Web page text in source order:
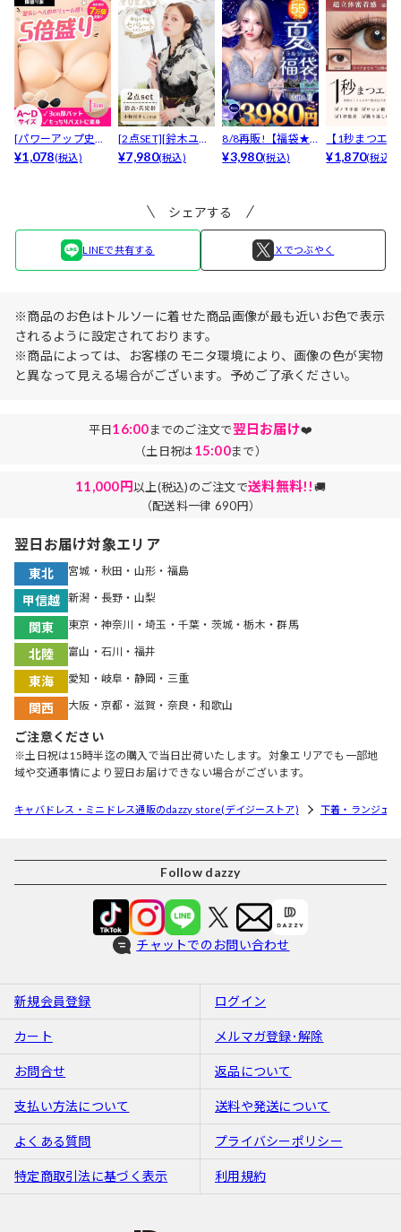
[パワーアップ史上
最強5倍盛りアップ
¥1,078(税込)
[2点SET][鈴木ユリ
ア(baby)...
¥7,980(税込)
8/8再販!【福袋★
ブラセット3点
¥3,980(税込)
【1秒まつエ
リュームタイ
¥1,870(税込)
シェアする
LINEで共有する Ｘでつぶやく
※商品のお色はトルソーに着せた商品画像が最も近いお色で表示
されるように設定されております。
※商品によっては、お客様のモニタ環境により、画像の色が実物
と異なって見える場合がございます。予めご了承ください。
平日16:00までのご注文で翌日お届け❤️
（土日祝は15:00まで）
11,000円以上(税込)のご注文で送料無料!!🚚
（配送料一律 690円）
翌日お届け対象エリア
東北 宮城・秋田・山形・福島
甲信越 新潟・長野・山梨
関東 東京・神奈川・埼玉・千葉・茨城・栃木・群馬
北陸 富山・石川・福井
東海 愛知・岐阜・静岡・三重
関西 大阪・京都・滋賀・奈良・和歌山
ご注意ください
※土日祝は15時半迄の購入で当日出荷いたします。対象エリアでも一部地
域や交通事情により翌日お届けできない場合がございます。
キャバドレス・ミニドレス通販のdazzy store(デイジーストア) 下着・ランジェ
Follow dazzy
チャットでのお問い合わせ
新規会員登録 ログイン
カート メルマガ登録･解除
お問合せ 返品について
支払い方法について 送料や発送について
よくある質問 プライバシーポリシー
特定商取引法に基づく表示 利用規約